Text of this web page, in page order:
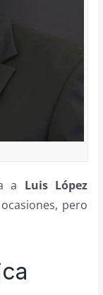
a Luis López
pero